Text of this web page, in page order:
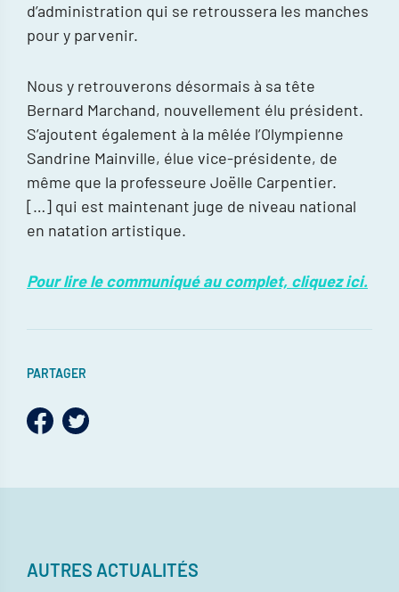
d’administration qui se retroussera les manches
pour y parvenir.
Nous y retrouverons désormais à sa tête
Bernard Marchand, nouvellement élu président.
S’ajoutent également à la mêlée l’Olympienne
Sandrine Mainville, élue vice-présidente, de
même que la professeure Joëlle Carpentier.
[…] qui est maintenant juge de niveau national
en natation artistique.
Pour lire le communiqué au complet, cliquez ici.
PARTAGER
AUTRES ACTUALITÉS